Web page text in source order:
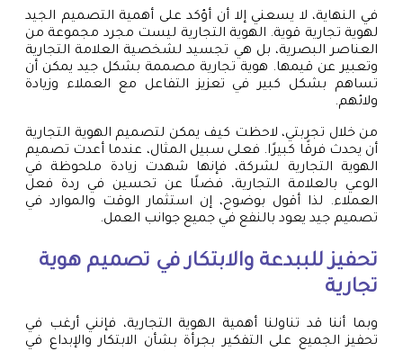
في النهاية، لا يسعني إلا أن أؤكد على أهمية التصميم الجيد
لهوية تجارية قوية. الهوية التجارية ليست مجرد مجموعة من
العناصر البصرية، بل هي تجسيد لشخصية العلامة التجارية
وتعبير عن قيمها. هوية تجارية مصممة بشكل جيد يمكن أن
تساهم بشكل كبير في تعزيز التفاعل مع العملاء وزيادة
ولائهم.
من خلال تجربتي، لاحظت كيف يمكن لتصميم الهوية التجارية
أن يحدث فرقًا كبيرًا. فعلى سبيل المثال، عندما أعدت تصميم
الهوية التجارية لشركة، فإنها شهدت زيادة ملحوظة في
الوعي بالعلامة التجارية، فضلًا عن تحسين في ردة فعل
العملاء. لذا أقول بوضوح، إن استثمار الوقت والموارد في
تصميم جيد يعود بالنفع في جميع جوانب العمل.
تحفيز للببدعة والابتكار في تصميم هوية
تجارية
وبما أننا قد تناولنا أهمية الهوية التجارية، فإنني أرغب في
تحفيز الجميع على التفكير بجرأة بشأن الابتكار والإبداع في